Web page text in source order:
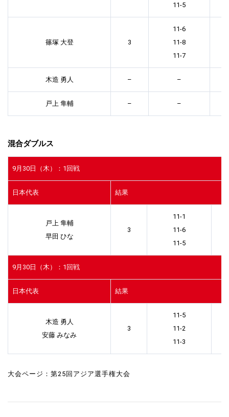
11-5
篠塚 大登 3
11-6
11-8
11-7
木造 勇人 – –
戸上 隼輔 – –
混合ダブルス
9月30日（木）：1回戦
日本代表 結果
戸上 隼輔
早田 ひな
3
11-1
11-6
11-5
9月30日（木）：1回戦
日本代表 結果
木造 勇人
安藤 みなみ
3
11-5
11-2
11-3
大会ページ： 第25回アジア選手権大会